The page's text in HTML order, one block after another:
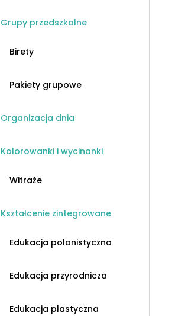
Grupy przedszkolne
Birety
Pakiety grupowe
Organizacja dnia
Kolorowanki i wycinanki
Witraże
Kształcenie zintegrowane
Edukacja polonistyczna
Edukacja przyrodnicza
Edukacja plastyczna